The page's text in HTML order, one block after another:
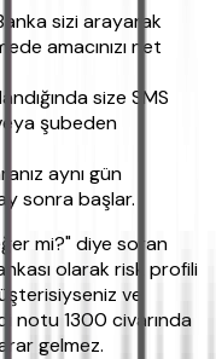
sizi arayarak
amacınızı net
size SMS
şubeden
aynı gün
sonra başlar.
mi?" diye soran
olarak risk profili
ve
notu 1300 civarında
gelmez.